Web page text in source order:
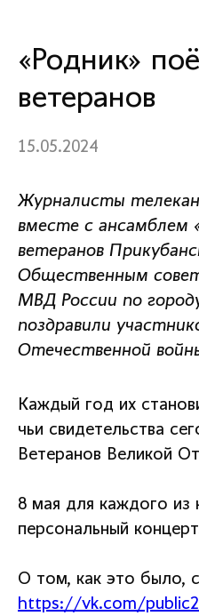
«Родник»
ветеранов
15.05.2024
Журналисты
вместе с ансамблем
ветеранов
Общественным
МВД России по
поздравили
Отечественной
Каждый год их
чьи свидетельства
Ветеранов Великой
8 мая для каждого из
персональный
О том, как это было,
https://vk.com/